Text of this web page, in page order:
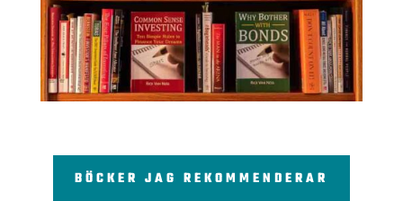
BÖCKER JAG REKOMMENDERAR